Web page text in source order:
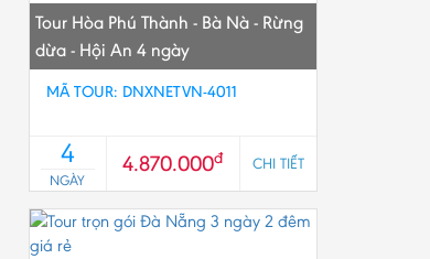
Tour Hòa Phú Thành - Bà Nà - Rừng
dừa - Hội An 4 ngày
MÃ TOUR: DNXNETVN-4011
4
NGÀY
4.870.000đ CHI TIẾT